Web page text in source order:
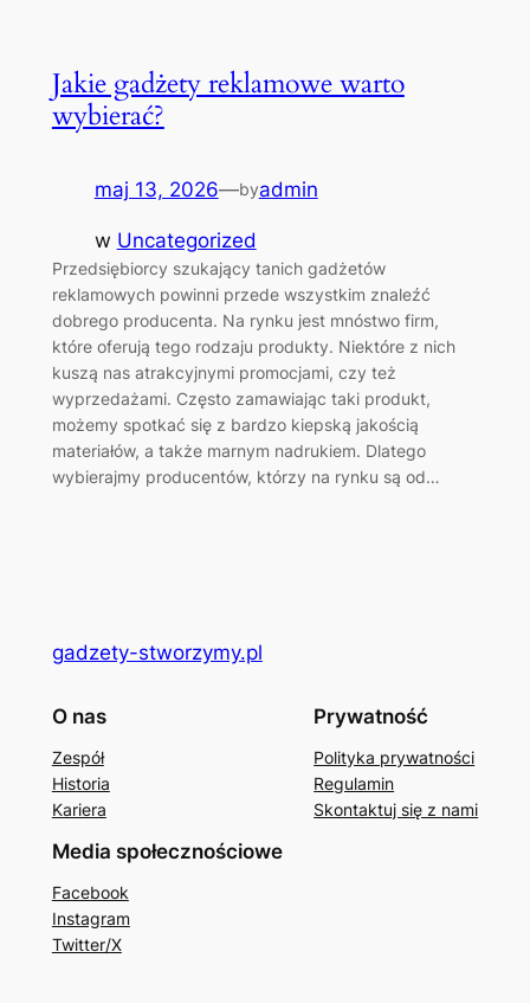
Jakie gadżety reklamowe warto
wybierać?
maj 13, 2026—byadmin
w Uncategorized
Przedsiębiorcy szukający tanich gadżetów
reklamowych powinni przede wszystkim znaleźć
dobrego producenta. Na rynku jest mnóstwo firm,
które oferują tego rodzaju produkty. Niektóre z nich
kuszą nas atrakcyjnymi promocjami, czy też
wyprzedażami. Często zamawiając taki produkt,
możemy spotkać się z bardzo kiepską jakością
materiałów, a także marnym nadrukiem. Dlatego
wybierajmy producentów, którzy na rynku są od…
gadzety-stworzymy.pl
O nas
Zespół
Historia
Kariera
Prywatność
Polityka prywatności
Regulamin
Skontaktuj się z nami
Media społecznościowe
Facebook
Instagram
Twitter/X